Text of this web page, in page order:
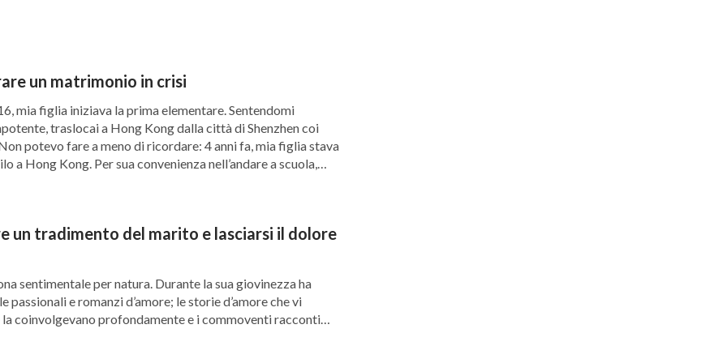
dei miei peccati? Come posso liberarmene?”.
con una sorella e mi disse,
tanto atteso è finalmente tornato”. Al che,
attimo ne fui piacevolmente sorpresa, e
stanno succedendo, in effetti è probabile
allora sarò salvata!”. C’era però una cosa
salvata, anche se avevo commesso
mi lesse alcune righe delle parole di Dio: “
un tratto di penna. Il futuro può essere
è infinita. […]”. “Finché l’uomo cerca la
l’uomo possa aver fatto. Invece, è sulla
un matrimonio in crisi
mia figlia iniziava la prima elementare. Sentendomi
traslocai a Hong Kong dalla città di Shenzhen coi
potevo fare a meno di ricordare: 4 anni fa, mia figlia stava
a Hong Kong. Per sua convenienza nell’andare a scuola,
un tradimento del marito e lasciarsi il dolore
sentimentale per natura. Durante la sua giovinezza ha
passionali e romanzi d’amore; le storie d’amore che vi
coinvolgevano profondamente e i commoventi racconti